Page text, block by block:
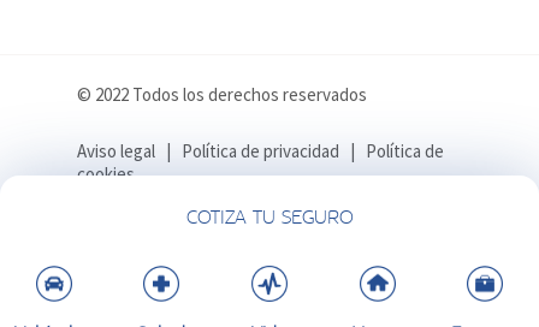
COTIZA TU SEGURO
© 2022 Todos los derechos reservados
Aviso legal | Política de privacidad | Política de
cookies